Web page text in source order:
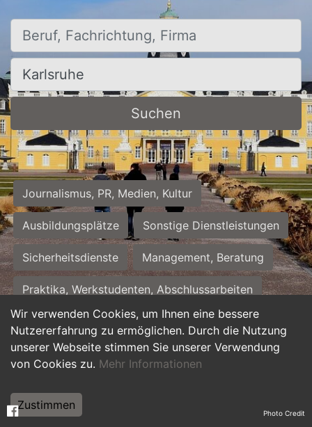
Wir verwenden Cookies, um Ihnen eine bessere
Nutzererfahrung zu ermöglichen. Durch die Nutzung
unserer Webseite stimmen Sie unserer Verwendung
von Cookies zu. Mehr Informationen
Zustimmen
Beruf, Fachrichtung, Firma
Ort, Stadt
Suchen
Journalismus, PR, Medien, Kultur
Ausbildungsplätze Sonstige Dienstleistungen
Sicherheitsdienste Management, Beratung
Praktika, Werkstudenten, Abschlussarbeiten
Personalwesen Assistenz, Sekretariat
Hilfskräfte, Aushilfs- und Nebenjobs
Weiterbildung, Studium, duale Ausbildung Photo Credit